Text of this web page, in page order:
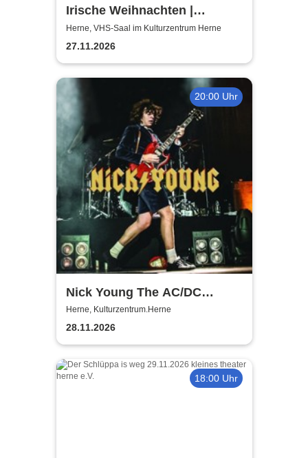
Irische Weihnachten |
Musikalische Lesung mit
Mareike Graepel & Chris
Donovan
Herne, VHS-Saal im Kulturzentrum Herne
27.11.2026
20:00 Uhr
Nick Young The AC/DC
Master-Band
Herne, Kulturzentrum.Herne
28.11.2026
18:00 Uhr